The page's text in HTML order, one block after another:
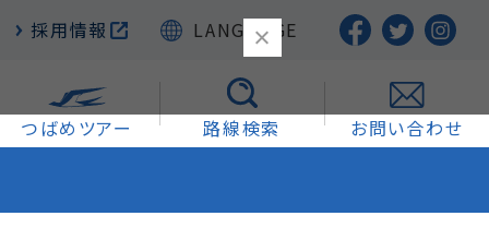
採用情報 LANGUAGE
つばめツアー 路線検索 お問い合わせ